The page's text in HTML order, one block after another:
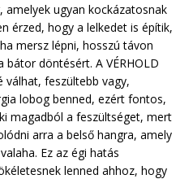
ugyan kockázatosnak
érzed, hogy a lelkedet is építik,
mersz lépni, hosszú távon
bátor döntésért. A VÉRHOLD
válhat, feszültebb vagy,
lobog benned, ezért fontos,
magadból a feszültséget, mert
arra a belső hangra, amely
Ez az égi hatás
lenned ahhoz, hogy